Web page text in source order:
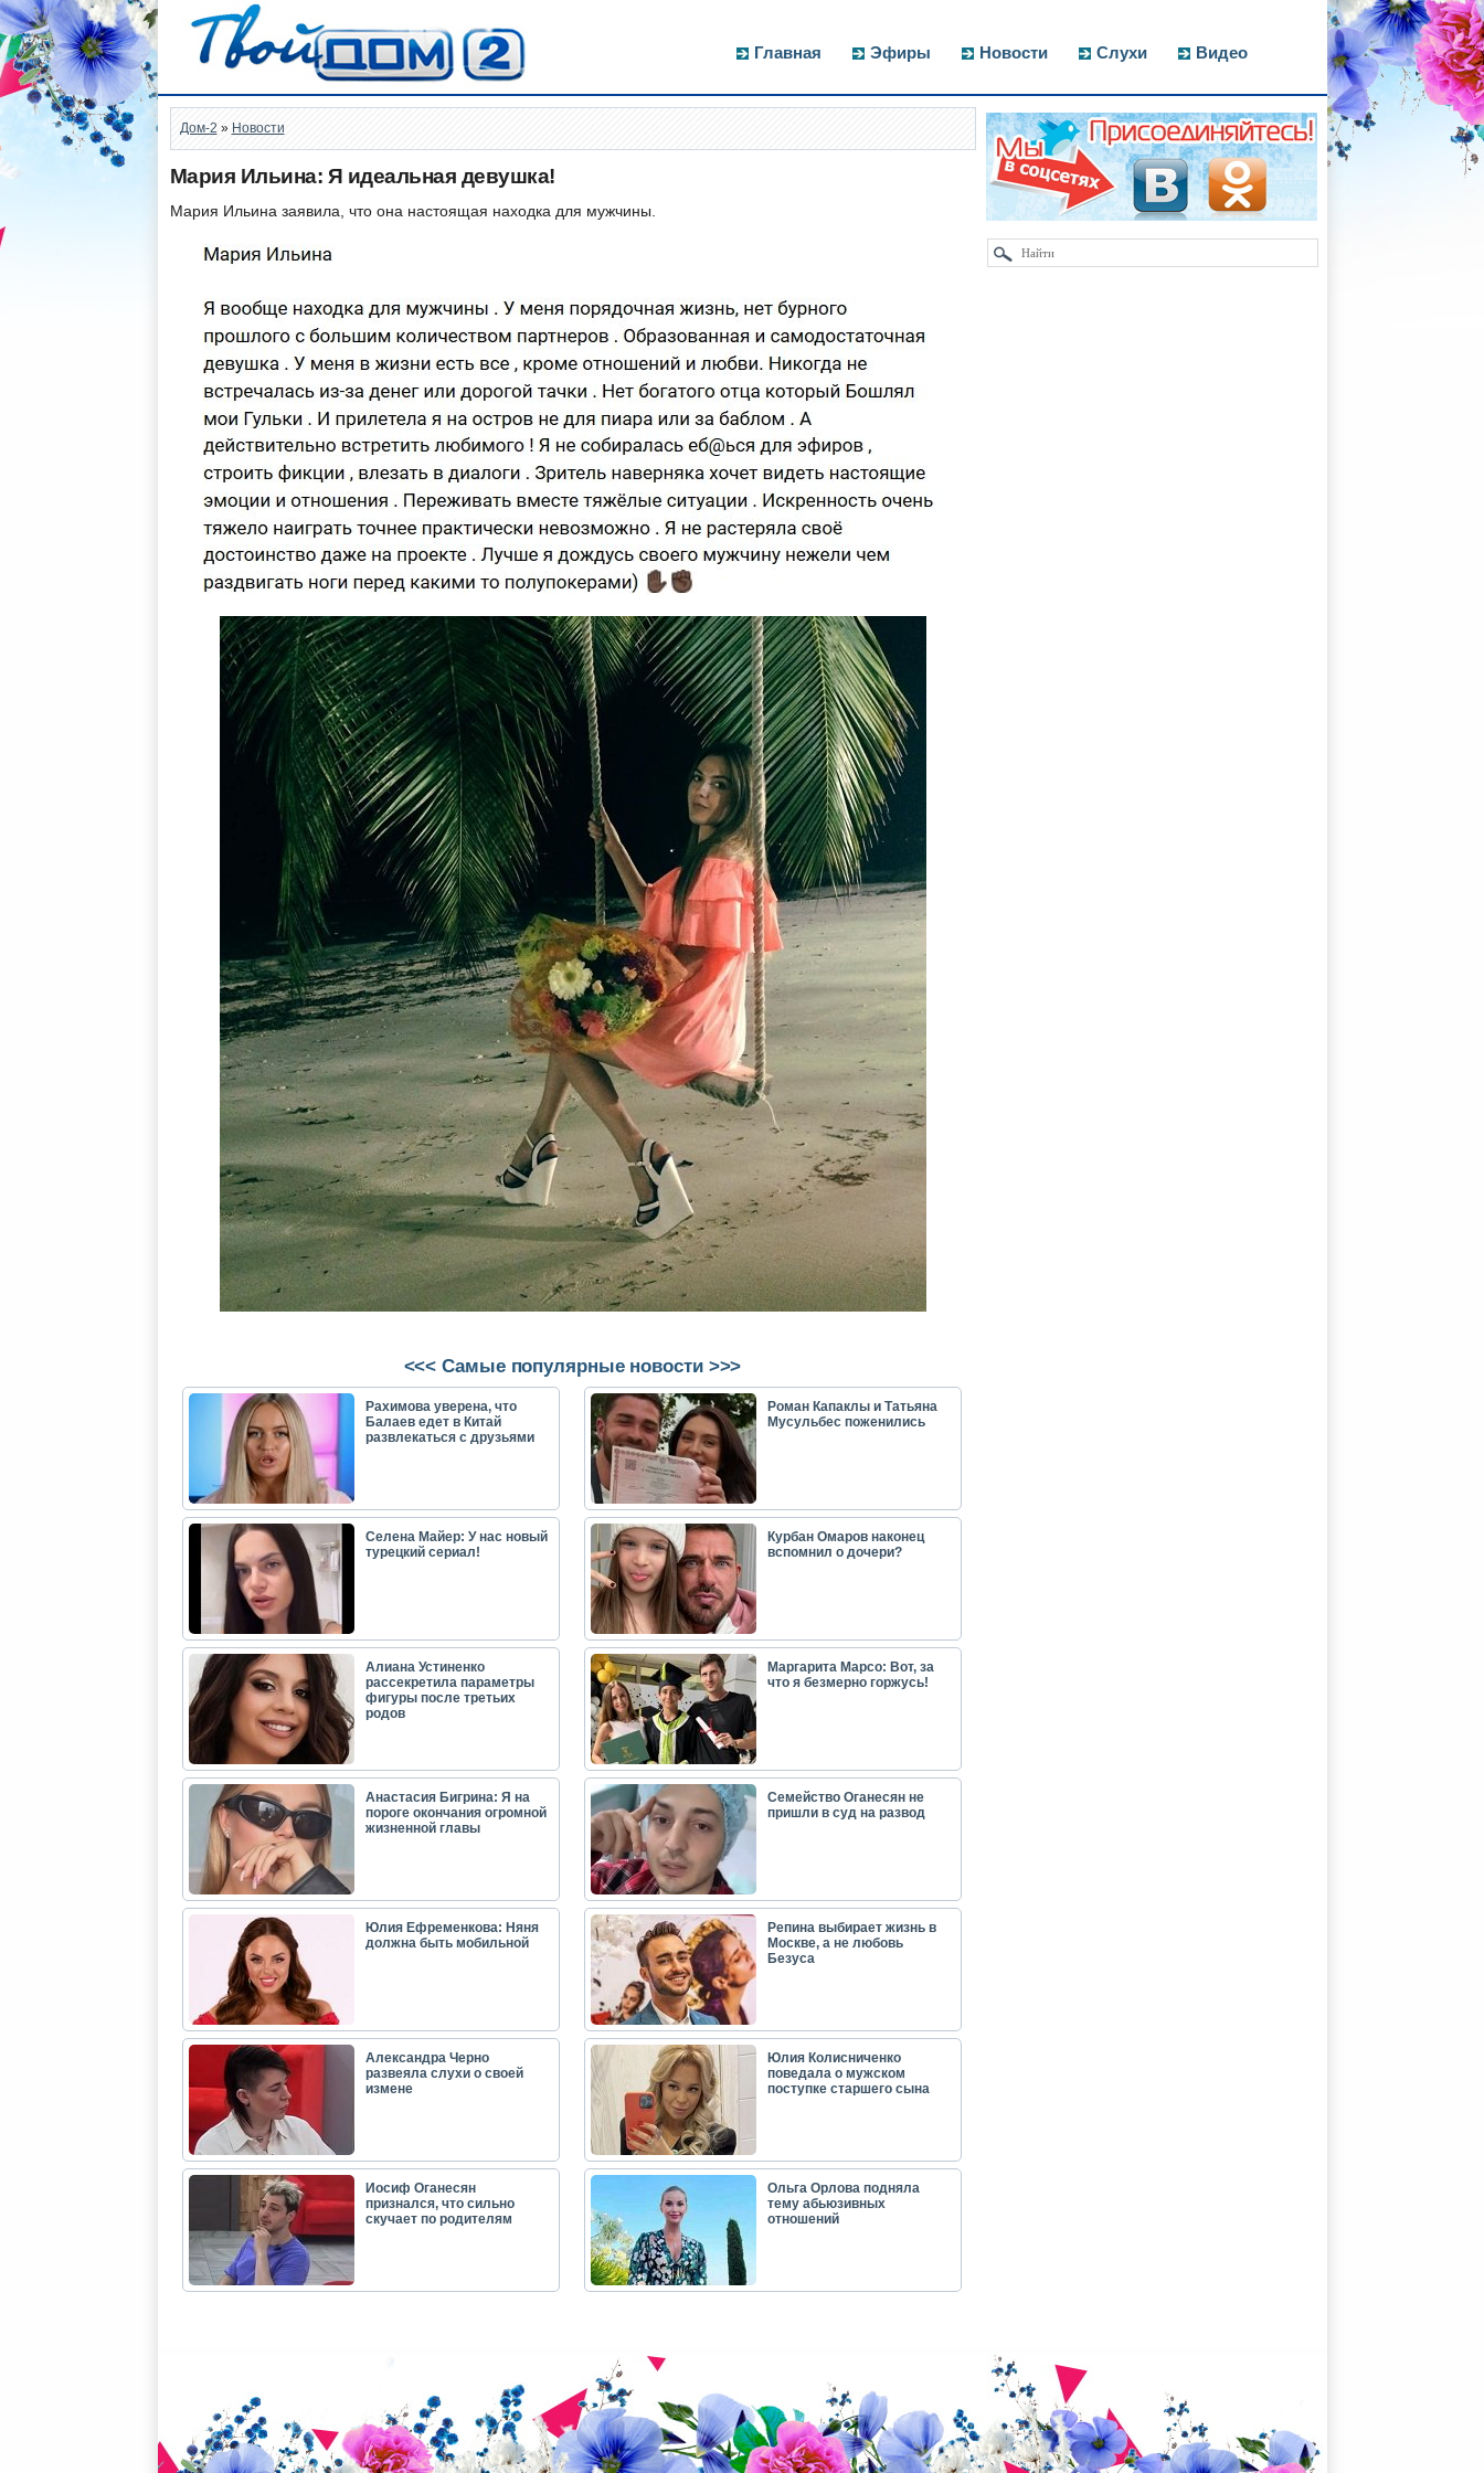
Главная Эфиры Новости Слухи Видео
Дом-2 » Новости
Мария Ильина: Я идеальная девушка!
Мария Ильина заявила, что она настоящая находка для мужчины.
<<< Самые популярные новости >>>
Рахимова уверена, что
Балаев едет в Китай
развлекаться с друзьями
Роман Капаклы и Татьяна
Мусульбес поженились
Селена Майер: У нас новый
турецкий сериал!
Курбан Омаров наконец
вспомнил о дочери?
Алиана Устиненко
рассекретила параметры
фигуры после третьих
родов
Маргарита Марсо: Вот, за
что я безмерно горжусь!
Анастасия Бигрина: Я на
пороге окончания огромной
жизненной главы
Семейство Оганесян не
пришли в суд на развод
Юлия Ефременкова: Няня
должна быть мобильной
Репина выбирает жизнь в
Москве, а не любовь
Безуса
Александра Черно
развеяла слухи о своей
измене
Юлия Колисниченко
поведала о мужском
поступке старшего сына
Иосиф Оганесян
признался, что сильно
скучает по родителям
Ольга Орлова подняла
тему абьюзивных
отношений